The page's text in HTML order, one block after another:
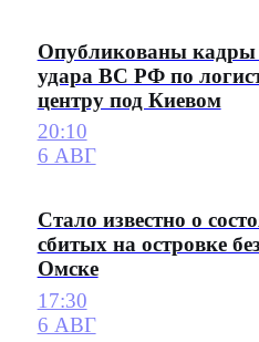
Опубликованы кадры
удара ВС РФ по
центру под Киевом
20:10
6 АВГ
Стало известно о
сбитых на островке
Омске
17:30
6 АВГ